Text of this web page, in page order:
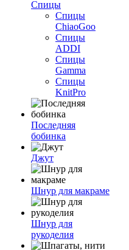
Спицы
Спицы
ChiaoGoo
Спицы
ADDI
Спицы
Gamma
Спицы
KnitPro
Последняя
бобинка
Джут
Шнур для макраме
Шнур для
рукоделия